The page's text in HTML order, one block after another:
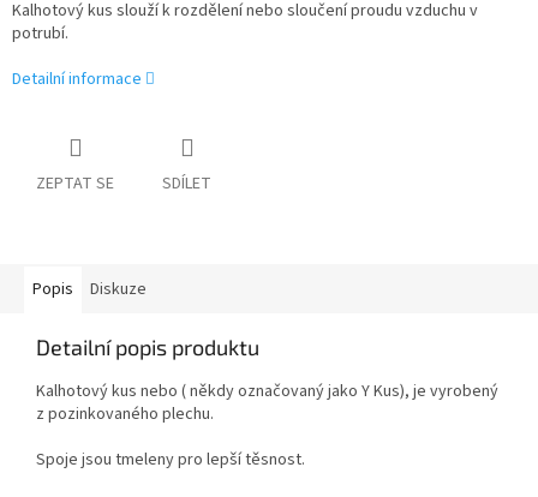
Kalhotový kus slouží k rozdělení nebo sloučení proudu vzduchu v
potrubí.
Detailní informace
ZEPTAT SE SDÍLET
Popis Diskuze
Detailní popis produktu
Kalhotový kus nebo ( někdy označovaný jako Y Kus), je vyrobený
z pozinkovaného plechu.
Spoje jsou tmeleny pro lepší těsnost.